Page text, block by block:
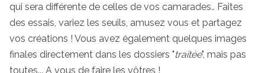
qui sera différente de celles de vos camarades.. Faites
des essais, variez les seuils, amusez vous et partagez
vos créations ! Vous avez également quelques images
finales directement dans les dossiers "traitée", mais pas
toutes... A vous de faire les vôtres !